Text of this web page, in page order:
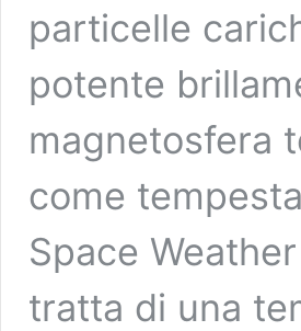
particelle
potente
magnetosfera
come
Space
tratta di una